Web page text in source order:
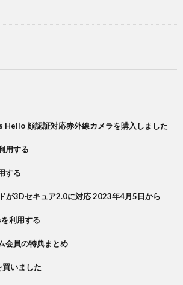
顔認証対応赤外線カメラを購入しました
用する
する
が3Dセキュア2.0に対応 2023年4月5日から
利用する
会員の特典まとめ
いました